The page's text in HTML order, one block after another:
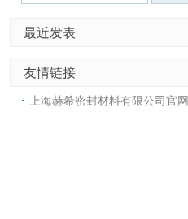
最近发表
友情链接
上海赫希密封材料有限公司官网